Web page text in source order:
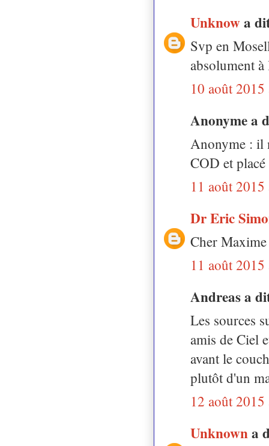
Unknowa
Svp en
absolument
10 août
Anonyme a
Anonyme : il
COD et
11 août
Dr Eric
Cher
11 août
Andreas a
Les sources
amis de Ciel
avant le
plutôt d'un
12 août
Unknowna